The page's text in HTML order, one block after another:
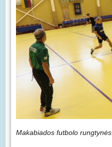
Makabiados futbolo rungtynės.